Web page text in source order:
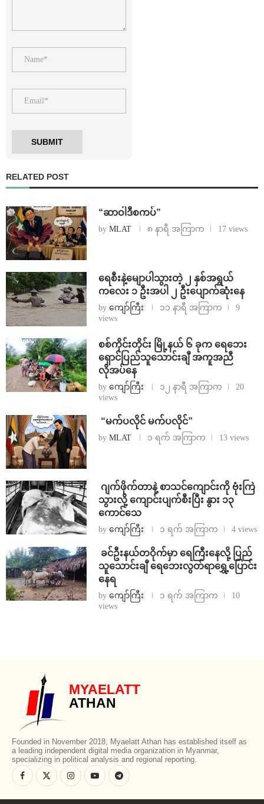
RELATED POST
“ဆာဝါဒီစကပ်”
by MLAT ၈ နာရီ အကြာက 17 views
ရေစီးနဲ့မျောပါသွားတဲ့ ၂ နှစ်အရွယ်
ကလေး ၁ ဦးအပါ ၂ ဦးပျောက်ဆုံးနေ
by ကျော်ကြီး ၁၁ နာရီ အကြာက
9
views
စစ်ကိုင်းတိုင်း မြို့နယ် ၆ ခုက ရေဘေး
ရှောင်ပြည်သူသောင်းချီ အကူအညီ
လိုအပ်နေ
by ကျော်ကြီး ၁၂ နာရီ အကြာက
20
views
⁨ ⁨“မက်ပလိုင် မက်ပလိုင်”
by MLAT ၁ ရက် အကြာက 13 views
⁨⁩ ⁨ဂျက်ဖိုက်တာနဲ့ စာသင်ကျောင်းကို ဗုံးကြဲ
သွားလို့ ကျောင်းပျက်စီးပြီး နွား ၁၃
ကောင်သေ
by ကျော်ကြီး ၁ ရက် အကြာက 4 views
⁩ ⁨ခင်ဦးနယ်တဝိုက်မှာ ရေကြီးနေလို့ ပြည်
သူသောင်းချီ ရေဘေးလွတ်ရာရွှေ့ပြောင်း
နေရ
by ကျော်ကြီး ၁ ရက် အကြာက
10
views
MYAELATT
ATHAN
Founded in November 2018, Myaelatt Athan has established itself as
a leading independent digital media organization in Myanmar,
specializing in political analysis and regional reporting.